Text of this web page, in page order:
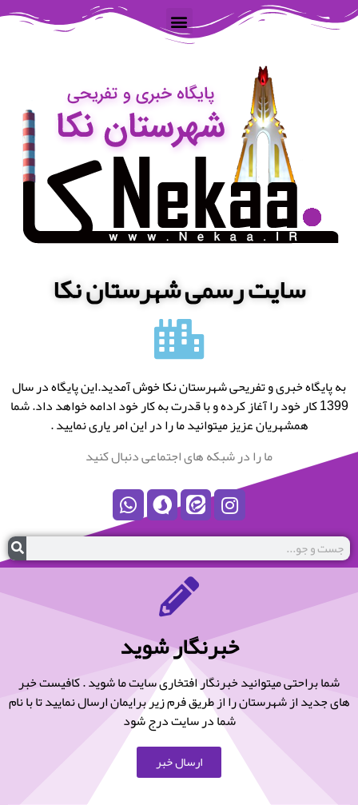
سایت رسمی شهرستان نکا
به پایگاه خبری و تفریحی شهرستان نکا خوش آمدید.این پایگاه در سال
1399 کار خود را آغاز کرده و با قدرت به کار خود ادامه خواهد داد. شما
همشهریان عزیز میتوانید ما را در این امر یاری نمایید .
ما را در شبکه های اجتماعی دنبال کنید
خبرنگار شوید
شما براحتی میتوانید خبرنگار افتخاری سایت ما شوید . کافیست خبر
های جدید از شهرستان را از طریق فرم زیر برایمان ارسال نمایید تا با نام
شما در سایت درج شود
ارسال خبر